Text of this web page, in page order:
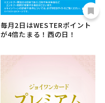
毎月2日はWESTERポイント
が4倍たまる！西の日！